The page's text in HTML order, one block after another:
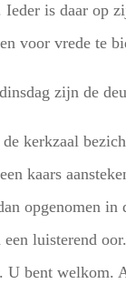
Ieder is daar op
voor vrede te
zijn de
kerkzaal
kaars
opgenomen in
een luisterend
U bent welkom.